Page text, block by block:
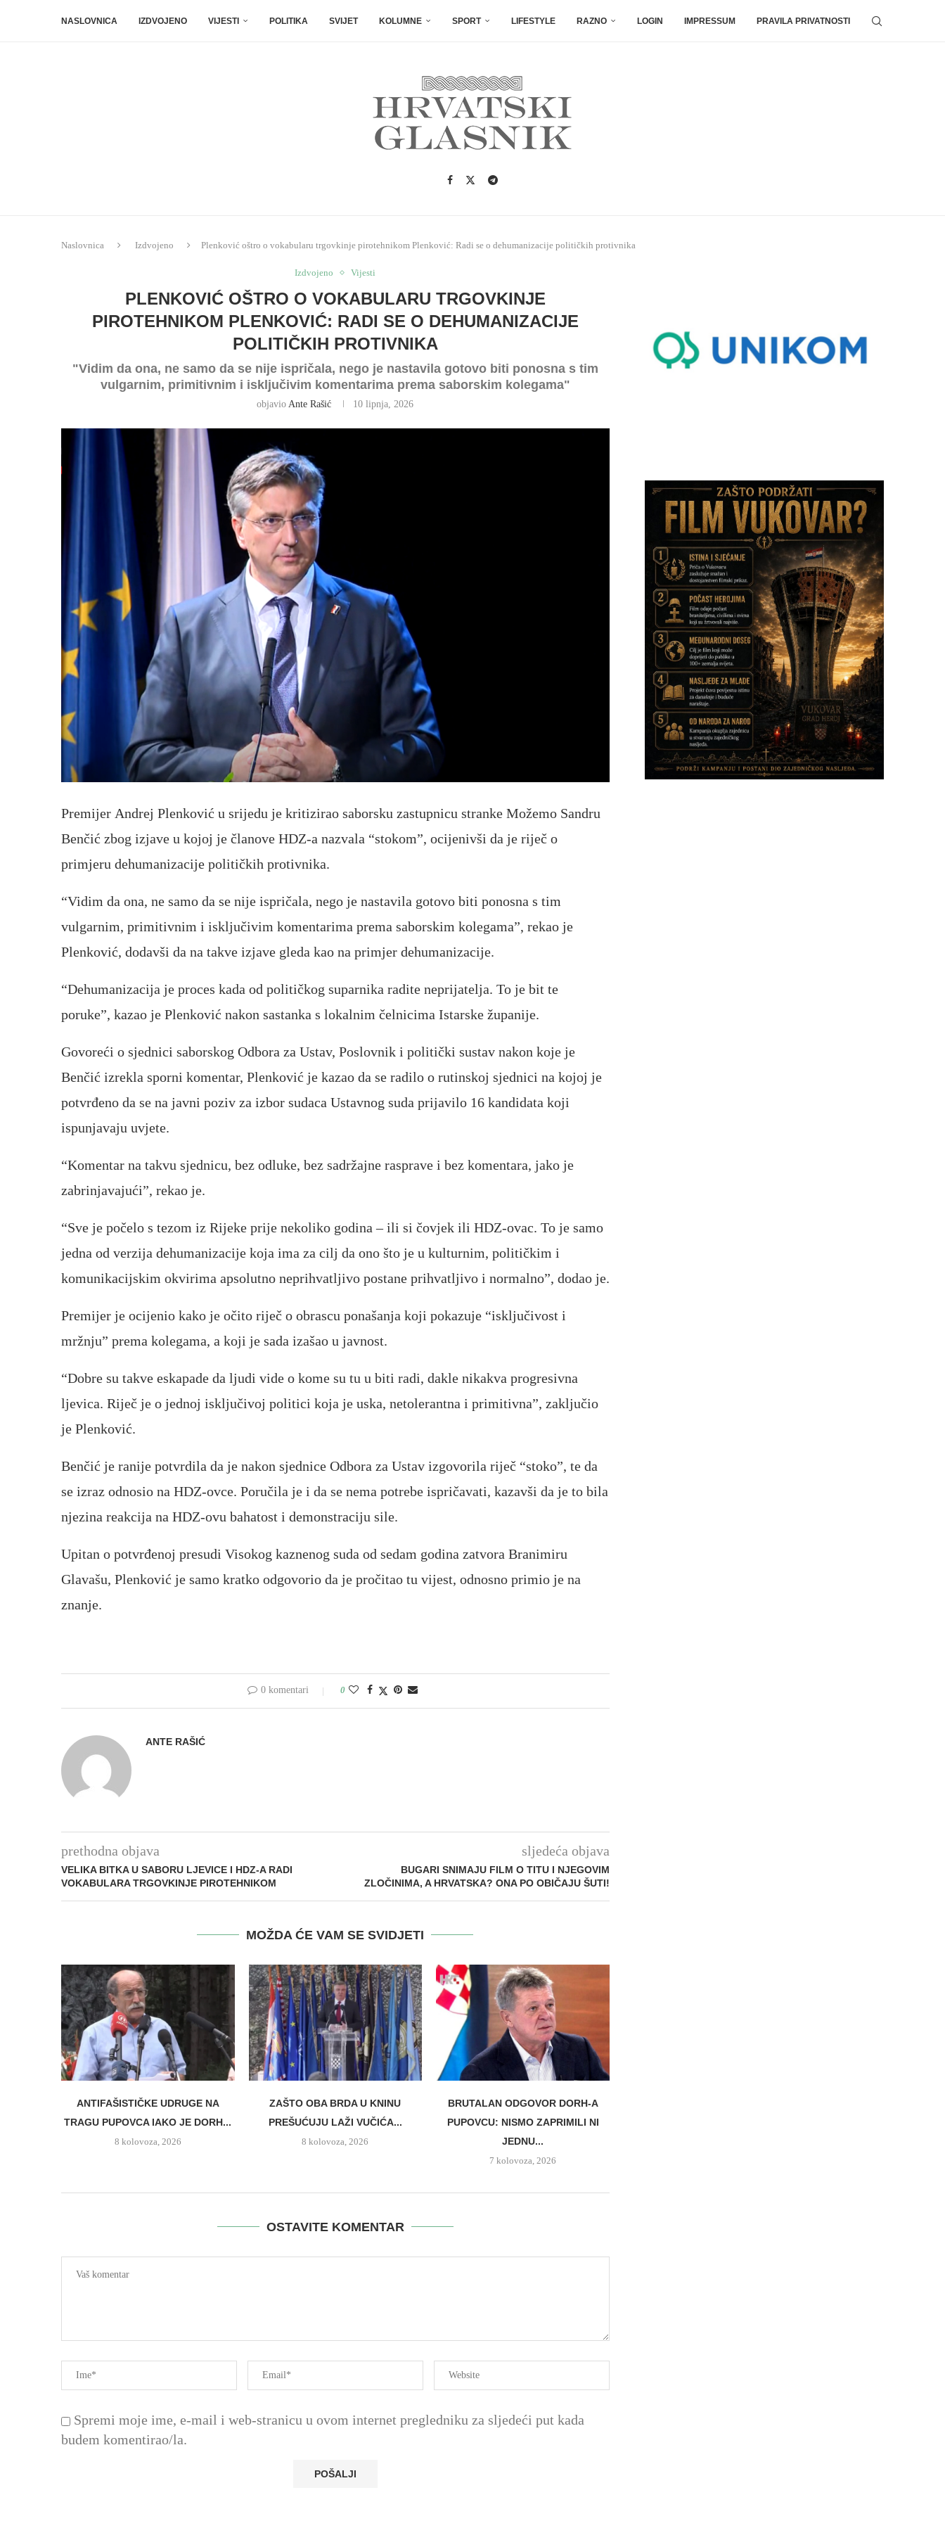
NASLOVNICA IZDVOJENO VIJESTI POLITIKA SVIJET KOLUMNE SPORT LIFESTYLE RAZNO LOGIN IMPRESSUM PRAVILA PRIVATNOSTI
Naslovnica Izdvojeno Plenković oštro o vokabularu trgovkinje pirotehnikom Plenković: Radi se o dehumanizacije političkih protivnika
Izdvojeno Vijesti
PLENKOVIĆ OŠTRO O VOKABULARU TRGOVKINJE
PIROTEHNIKOM PLENKOVIĆ: RADI SE O DEHUMANIZACIJE
POLITIČKIH PROTIVNIKA
"Vidim da ona, ne samo da se nije ispričala, nego je nastavila gotovo biti ponosna s tim
vulgarnim, primitivnim i isključivim komentarima prema saborskim kolegama"
objavioAnte Rašić 10 lipnja, 2026
Premijer Andrej Plenković u srijedu je kritizirao saborsku zastupnicu stranke Možemo Sandru
Benčić zbog izjave u kojoj je članove HDZ-a nazvala “stokom”, ocijenivši da je riječ o
primjeru dehumanizacije političkih protivnika.
“Vidim da ona, ne samo da se nije ispričala, nego je nastavila gotovo biti ponosna s tim
vulgarnim, primitivnim i isključivim komentarima prema saborskim kolegama”, rekao je
Plenković, dodavši da na takve izjave gleda kao na primjer dehumanizacije.
“Dehumanizacija je proces kada od političkog suparnika radite neprijatelja. To je bit te
poruke”, kazao je Plenković nakon sastanka s lokalnim čelnicima Istarske županije.
Govoreći o sjednici saborskog Odbora za Ustav, Poslovnik i politički sustav nakon koje je
Benčić izrekla sporni komentar, Plenković je kazao da se radilo o rutinskoj sjednici na kojoj je
potvrđeno da se na javni poziv za izbor sudaca Ustavnog suda prijavilo 16 kandidata koji
ispunjavaju uvjete.
“Komentar na takvu sjednicu, bez odluke, bez sadržajne rasprave i bez komentara, jako je
zabrinjavajući”, rekao je.
“Sve je počelo s tezom iz Rijeke prije nekoliko godina – ili si čovjek ili HDZ-ovac. To je samo
jedna od verzija dehumanizacije koja ima za cilj da ono što je u kulturnim, političkim i
komunikacijskim okvirima apsolutno neprihvatljivo postane prihvatljivo i normalno”, dodao je.
Premijer je ocijenio kako je očito riječ o obrascu ponašanja koji pokazuje “isključivost i
mržnju” prema kolegama, a koji je sada izašao u javnost.
“Dobre su takve eskapade da ljudi vide o kome su tu u biti radi, dakle nikakva progresivna
ljevica. Riječ je o jednoj isključivoj politici koja je uska, netolerantna i primitivna”, zaključio
je Plenković.
Benčić je ranije potvrdila da je nakon sjednice Odbora za Ustav izgovorila riječ “stoko”, te da
se izraz odnosio na HDZ-ovce. Poručila je i da se nema potrebe ispričavati, kazavši da je to bila
njezina reakcija na HDZ-ovu bahatost i demonstraciju sile.
Upitan o potvrđenoj presudi Visokog kaznenog suda od sedam godina zatvora Branimiru
Glavašu, Plenković je samo kratko odgovorio da je pročitao tu vijest, odnosno primio je na
znanje.
0 komentari 0
ANTE RAŠIĆ
prethodna objava
VELIKA BITKA U SABORU LJEVICE I HDZ-A RADI
VOKABULARA TRGOVKINJE PIROTEHNIKOM
sljedeća objava
BUGARI SNIMAJU FILM O TITU I NJEGOVIM
ZLOČINIMA, A HRVATSKA? ONA PO OBIČAJU ŠUTI!
MOŽDA ĆE VAM SE SVIDJETI
ANTIFAŠISTIČKE UDRUGE NA
TRAGU PUPOVCA IAKO JE DORH...
8 kolovoza, 2026
ZAŠTO OBA BRDA U KNINU
PREŠUĆUJU LAŽI VUČIĆA...
8 kolovoza, 2026
BRUTALAN ODGOVOR DORH-A
PUPOVCU: NISMO ZAPRIMILI NI
JEDNU...
7 kolovoza, 2026
OSTAVITE KOMENTAR
Spremi moje ime, e-mail i web-stranicu u ovom internet pregledniku za sljedeći put kada
budem komentirao/la.